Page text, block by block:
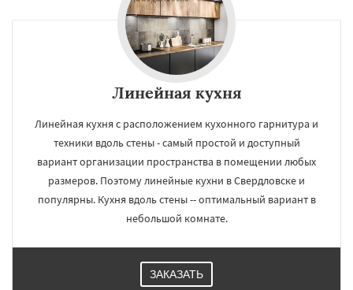
Линейная кухня
Линейная кухня с расположением кухонного гарнитура и
техники вдоль стены - самый простой и доступный
вариант организации пространства в помещении любых
размеров. Поэтому линейные кухни в Свердловске и
популярны. Кухня вдоль стены -- оптимальный вариант в
небольшой комнате.
ЗАКАЗАТЬ